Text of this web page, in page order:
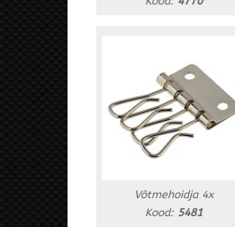
Võtmehoidja 4x
Kood: 5481